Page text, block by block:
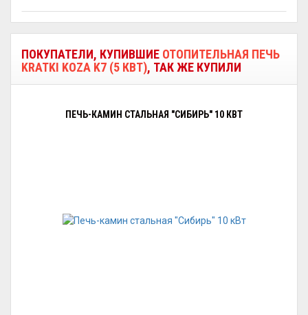
ПОКУПАТЕЛИ, КУПИВШИЕ ОТОПИТЕЛЬНАЯ ПЕЧЬ
KRATKI KOZA K7 (5 КВТ), ТАК ЖЕ КУПИЛИ
ПЕЧЬ-КАМИН СТАЛЬНАЯ "СИБИРЬ" 10 КВТ